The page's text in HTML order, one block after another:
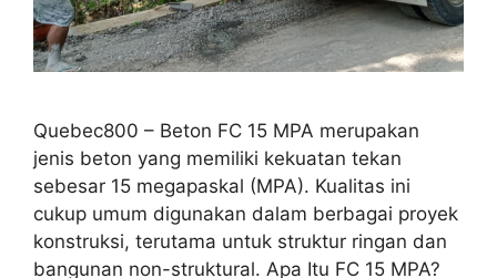
Quebec800 – Beton FC 15 MPA merupakan
jenis beton yang memiliki kekuatan tekan
sebesar 15 megapaskal (MPA). Kualitas ini
cukup umum digunakan dalam berbagai proyek
konstruksi, terutama untuk struktur ringan dan
bangunan non-struktural. Apa Itu FC 15 MPA?